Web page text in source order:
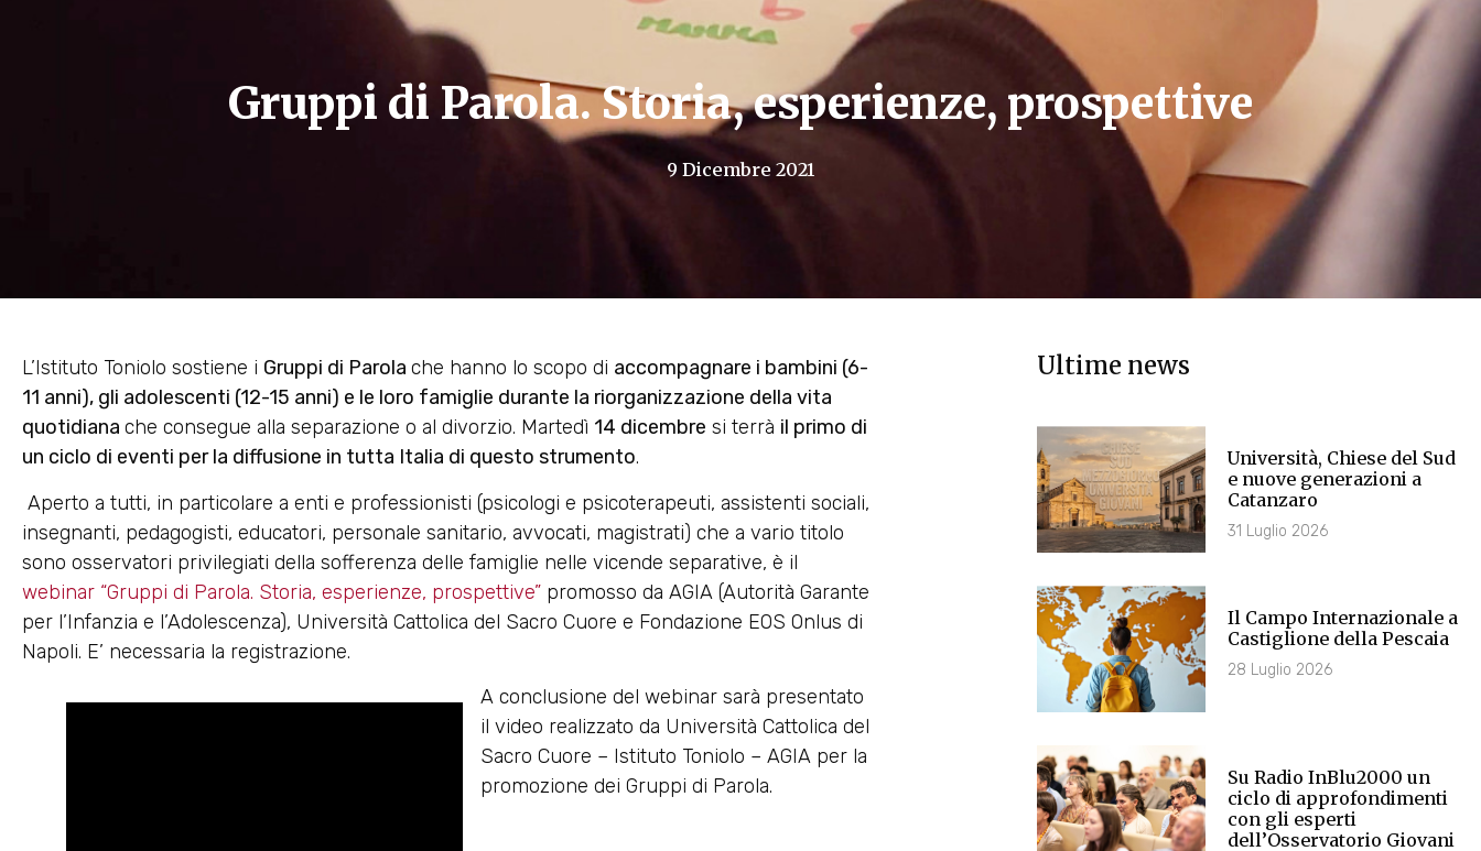
Gruppi di Parola. Storia, esperienze, prospettive
9 Dicembre 2021
L’Istituto Toniolo sostiene i Gruppi di Parola che hanno lo scopo di accompagnare i bambini (6-
11 anni), gli adolescenti (12-15 anni) e le loro famiglie durante la riorganizzazione della vita
quotidiana che consegue alla separazione o al divorzio. Martedì 14 dicembre si terrà il primo di
un ciclo di eventi per la diffusione in tutta Italia di questo strumento.
Aperto a tutti, in particolare a enti e professionisti (psicologi e psicoterapeuti, assistenti sociali,
insegnanti, pedagogisti, educatori, personale sanitario, avvocati, magistrati) che a vario titolo
sono osservatori privilegiati della sofferenza delle famiglie nelle vicende separative, è il
webinar “Gruppi di Parola. Storia, esperienze, prospettive” promosso da AGIA (Autorità Garante
per l’Infanzia e l’Adolescenza), Università Cattolica del Sacro Cuore e Fondazione EOS Onlus di
Napoli. E’ necessaria la registrazione.
A conclusione del webinar sarà presentato
il video realizzato da Università Cattolica del
Sacro Cuore – Istituto Toniolo – AGIA per la
promozione dei Gruppi di Parola.
Ultime news
Università, Chiese del Sud
e nuove generazioni a
Catanzaro
31 Luglio 2026
Il Campo Internazionale a
Castiglione della Pescaia
28 Luglio 2026
Su Radio InBlu2000 un
ciclo di approfondimenti
con gli esperti
dell’Osservatorio Giovani